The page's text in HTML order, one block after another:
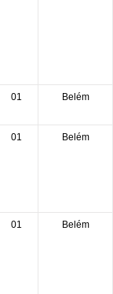
01 Belém
01 Belém
01 Belém